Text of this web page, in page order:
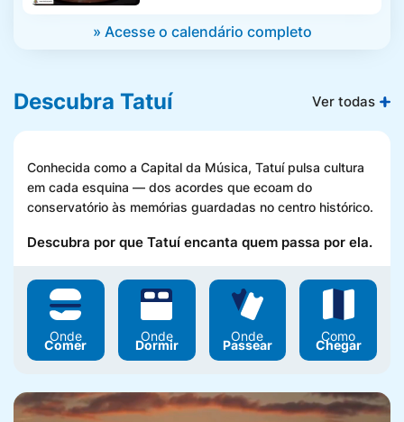
IPTU, ISS e Taxas
Leis
Licenciamento
Ambiental
Obras
» Acesse o calendário completo
Descubra Tatuí Ver todas
Conhecida como a Capital da Música, Tatuí pulsa cultura
em cada esquina — dos acordes que ecoam do
conservatório às memórias guardadas no centro histórico.
Descubra por que Tatuí encanta quem passa por ela.
Onde
Comer
Onde
Dormir
Onde
Passear
Como
Chegar